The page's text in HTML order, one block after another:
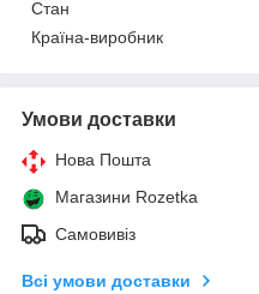
Стан
Країна-виробник
Умови доставки
Нова Пошта
Магазини Rozetka
Самовивіз
Всі умови доставки